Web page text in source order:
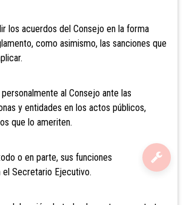
los acuerdos del Consejo en la forma
como asimismo, las sanciones que
al Consejo ante las
y entidades en los actos públicos,
que lo ameriten.
o en parte, sus funciones
el Secretario Ejecutivo.